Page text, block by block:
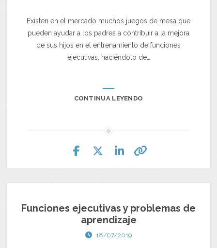
Existen en el mercado muchos juegos de mesa que
pueden ayudar a los padres a contribuir a la mejora
de sus hijos en el entrenamiento de funciones
ejecutivas, haciéndolo de…
CONTINUA LEYENDO
Funciones ejecutivas y problemas de
aprendizaje
18/07/2019